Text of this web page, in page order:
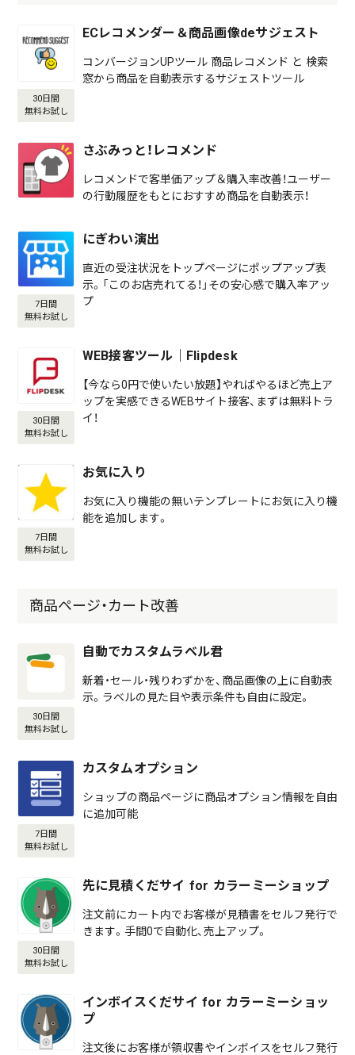
30日間
無料お試し
ECレコメンダー＆商品画像deサジェスト
コンバージョンUPツール 商品レコメンド と 検索
窓から商品を自動表示するサジェストツール
さぶみっと！レコメンド
レコメンドで客単価アップ＆購入率改善！ユーザー
の行動履歴をもとにおすすめ商品を自動表示！
7日間
無料お試し
にぎわい演出
直近の受注状況をトップページにポップアップ表
示。「このお店売れてる！」その安心感で購入率アッ
プ
30日間
無料お試し
WEB接客ツール｜Flipdesk
【今なら0円で使いたい放題】やればやるほど売上ア
ップを実感できるWEBサイト接客、まずは無料トラ
イ！
7日間
無料お試し
お気に入り
お気に入り機能の無いテンプレートにお気に入り機
能を追加します。
商品ページ・カート改善
30日間
無料お試し
自動でカスタムラベル君
新着・セール・残りわずかを、商品画像の上に自動表
示。ラベルの見た目や表示条件も自由に設定。
7日間
無料お試し
カスタムオプション
ショップの商品ページに商品オプション情報を自由
に追加可能
30日間
無料お試し
先に見積くだサイ for カラーミーショップ
注文前にカート内でお客様が見積書をセルフ発行で
きます。手間0で自動化、売上アップ。
インボイスくだサイ for カラーミーショッ
プ
注文後にお客様が領収書やインボイスをセルフ発行